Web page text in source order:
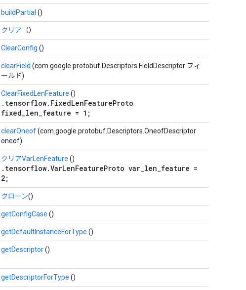
buildPartial ()
クリア （）
ClearConfig ()
clearField (com.google.protobuf.Descriptors.FieldDescriptor フィ
ールド)
ClearFixedLenFeature ()
.tensorflow.FixedLenFeatureProto
fixed_len_feature = 1;
clearOneof(com.google.protobuf.Descriptors.OneofDescriptor
oneof)
クリアVarLenFeature ()
.tensorflow.VarLenFeatureProto var_len_feature =
2;
クローン()
getConfigCase ()
getDefaultInstanceForType ()
getDescriptor()
getDescriptorForType ()